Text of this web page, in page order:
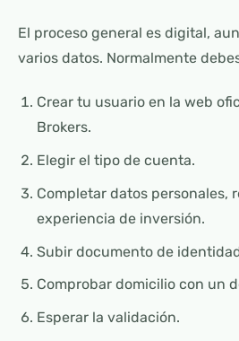
El proceso general es digital,
varios datos. Normalmente
Crear tu usuario en la web
Brokers.
Elegir el tipo de cuenta.
Completar datos personales,
experiencia de inversión.
Subir documento de
Comprobar domicilio con un
Esperar la validación.